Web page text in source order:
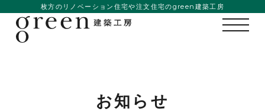
枚方のリノベーション住宅や注文住宅のgreen建築工房
お知らせ